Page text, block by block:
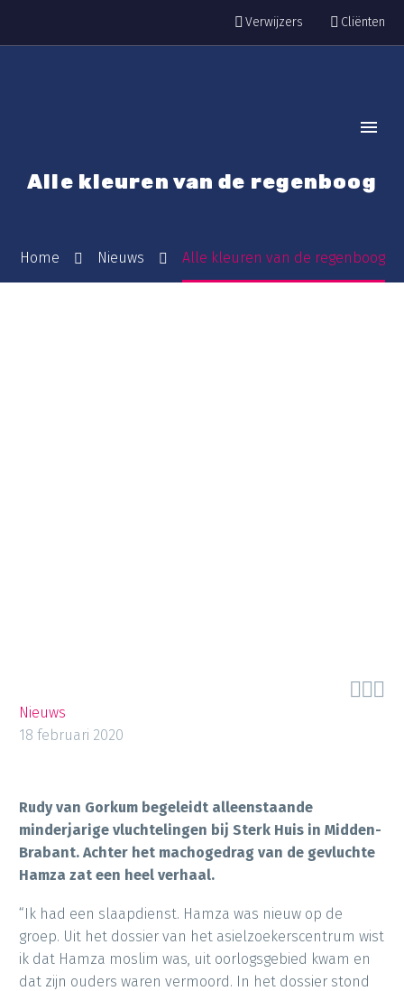
Verwijzers Cliënten
Alle kleuren van de regenboog
Home Nieuws Alle kleuren van de regenboog

Nieuws
18 februari 2020
Rudy van Gorkum begeleidt alleenstaande
minderjarige vluchtelingen bij Sterk Huis in Midden-
Brabant. Achter het machogedrag van de gevluchte
Hamza zat een heel verhaal.
“Ik had een slaapdienst. Hamza was nieuw op de
groep. Uit het dossier van het asielzoekerscentrum wist
ik dat Hamza moslim was, uit oorlogsgebied kwam en
dat zijn ouders waren vermoord. In het dossier stond